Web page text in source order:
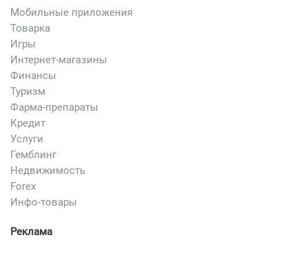
Мобильные приложения
Товарка
Игры
Интернет-магазины
Финансы
Туризм
Фарма-препараты
Кредит
Услуги
Гемблинг
Недвижимость
Forex
Инфо-товары
Реклама